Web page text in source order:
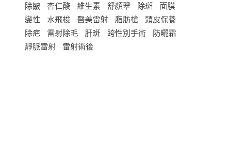
除皺
杏仁酸 維生素 舒顏翠 除斑
面膜
變性
水飛梭 醫美雷射 脂肪槍
頭皮保養
除疤
雷射除毛 肝斑 跨性別手術
防曬霜
靜脈雷射
雷射術後